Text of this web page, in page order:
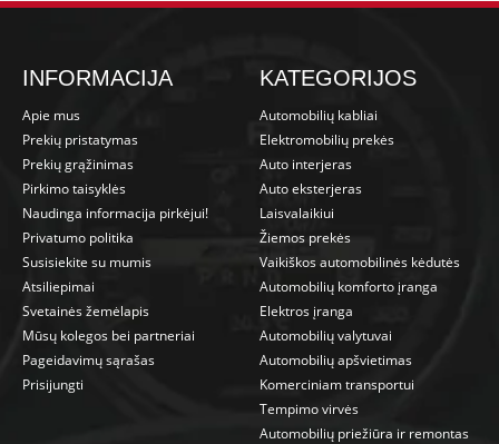
INFORMACIJA
Apie mus
Prekių pristatymas
Prekių grąžinimas
Pirkimo taisyklės
Naudinga informacija pirkėjui!
Privatumo politika
Susisiekite su mumis
Atsiliepimai
Svetainės žemėlapis
Mūsų kolegos bei partneriai
Pageidavimų sąrašas
Prisijungti
KATEGORIJOS
Automobilių kabliai
Elektromobilių prekės
Auto interjeras
Auto eksterjeras
Laisvalaikiui
Žiemos prekės
Vaikiškos automobilinės kėdutės
Automobilių komforto įranga
Elektros įranga
Automobilių valytuvai
Automobilių apšvietimas
Komerciniam transportui
Tempimo virvės
Automobilių priežiūra ir remontas